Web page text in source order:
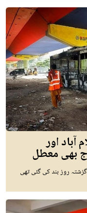
اور
بھی معطل
روز بند کی گئی تھی